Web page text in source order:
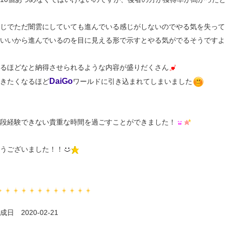
でただ闇雲にしていても進んでいる感じがしないのでやる気を失っ
いから進んでいるのを目に見える形で示すとやる気がでるそうですよ
ほどなと納得させられるような内容が盛りだくさん
たくなるほどDaiGoワールドに引き込まれてしまいました
経験できない貴重な時間を過ごすことができました！
ございました！！
日 2020-02-21